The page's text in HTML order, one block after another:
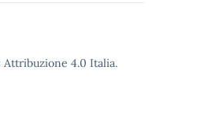
Attribuzione 4.0 Italia.